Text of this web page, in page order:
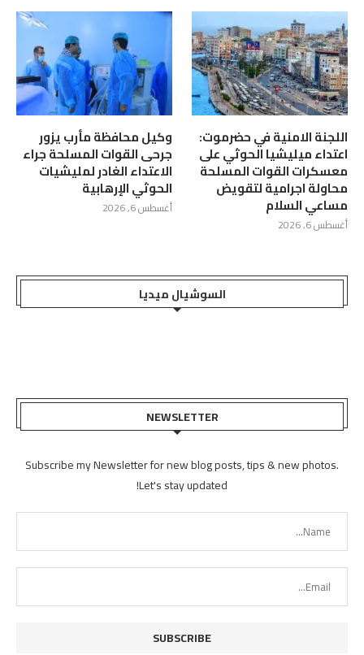
اللجنة الامنية في حضرموت:
اعتداء ميليشيا الحوثي على
معسكرات القوات المسلحة
محاولة اجرامية لتقويض
مساعي السلام
أغسطس 6, 2026
وكيل محافظة مأرب يزور
جرحى القوات المسلحة جراء
الاعتداء الغادر لمليشيات
الحوثي الإرهابية
أغسطس 6, 2026
السوشيال ميديا
NEWSLETTER
Subscribe my Newsletter for new blog posts, tips & new photos.
Let's stay updated!